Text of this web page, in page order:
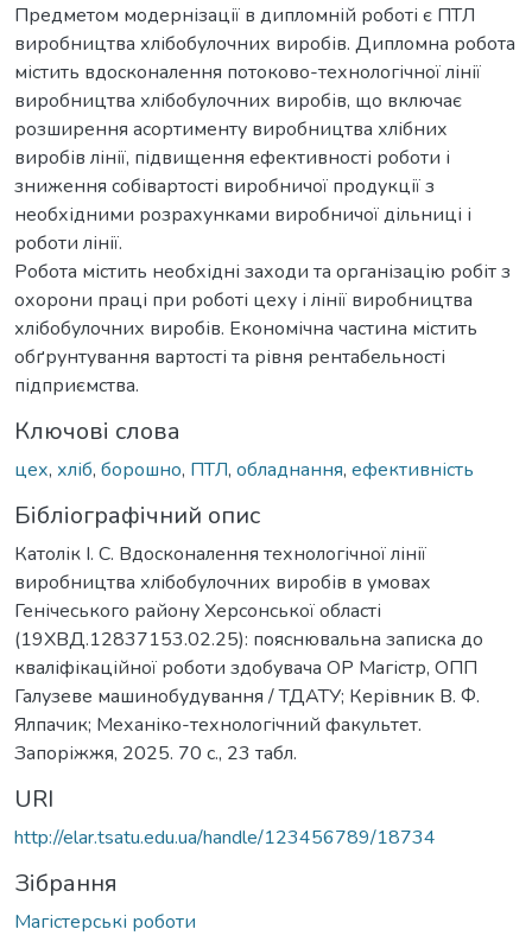
Предметом модернізації в дипломній роботі є ПТЛ
виробництва хлібобулочних виробів. Дипломна робота
містить вдосконалення потоково-технологічної лінії
виробництва хлібобулочних виробів, що включає
розширення асортименту виробництва хлібних
виробів лінії, підвищення ефективності роботи і
зниження собівартості виробничої продукції з
необхідними розрахунками виробничої дільниці і
роботи лінії.
Робота містить необхідні заходи та організацію робіт з
охорони праці при роботі цеху і лінії виробництва
хлібобулочних виробів. Економічна частина містить
обґрунтування вартості та рівня рентабельності
підприємства.
Ключові слова
цех, хліб, борошно, ПТЛ, обладнання, ефективність
Бібліографічний опис
Католік І. С. Вдосконалення технологічної лінії
виробництва хлібобулочних виробів в умовах
Генічеського району Херсонської області
(19ХВД.12837153.02.25): пояснювальна записка до
кваліфікаційної роботи здобувача ОР Магістр, ОПП
Галузеве машинобудування / ТДАТУ; Керівник В. Ф.
Ялпачик; Механіко-технологічний факультет.
Запоріжжя, 2025. 70 с., 23 табл.
URI
http://elar.tsatu.edu.ua/handle/123456789/18734
Зібрання
Магістерські роботи